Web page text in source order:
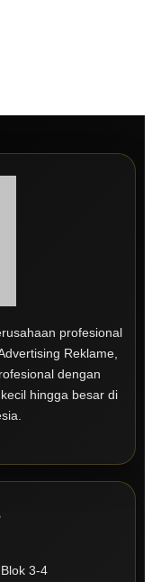
profesional
Reklame,
dengan
hingga besar di
3-4